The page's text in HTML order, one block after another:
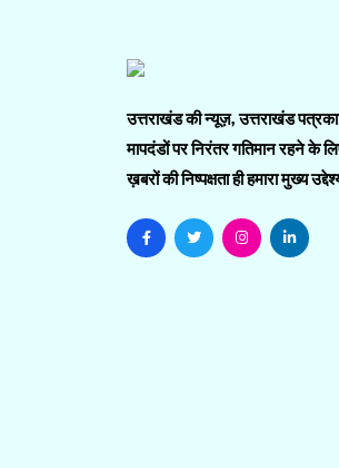
उत्तराखंड की न्यूज़, उत्तराखंड
मापदंडों पर निरंतर गतिमान रहने के
ख़बरों की निष्पक्षता ही हमारा मुख्य